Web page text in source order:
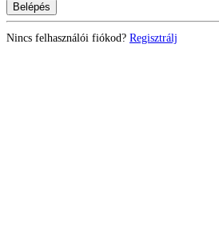
Belépés
Nincs felhasználói fiókod? Regisztrálj